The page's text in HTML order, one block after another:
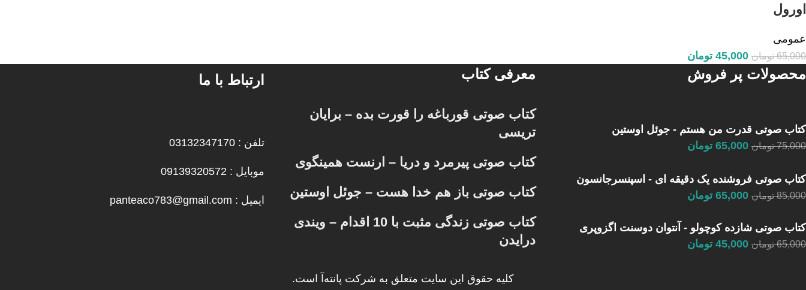
اورول
عمومی
65,000 تومان 45,000 تومان
محصولات پر فروش
کتاب صوتی قدرت من هستم - جوئل اوستین
75,000 تومان 65,000 تومان
کتاب صوتی فروشنده یک دقیقه ای - اسپنسرجانسون
85,000 تومان 65,000 تومان
کتاب صوتی شازده کوچولو - آنتوان دوسنت اگزوپری
65,000 تومان 45,000 تومان
معرفی کتاب
کتاب صوتی قورباغه را قورت بده – برایان
تریسی
کتاب صوتی پیرمرد و دریا – ارنست همینگوی
کتاب صوتی باز هم خدا هست – جوئل اوستین
کتاب صوتی زندگی مثبت با 10 اقدام – ویندی
درایدن
ارتباط با ما
تلفن : 03132347170
موبایل : 09139320572
ایمیل : panteaco783@gmail.com
کلیه حقوق این سایت متعلق به شرکت پانته‌آ است.